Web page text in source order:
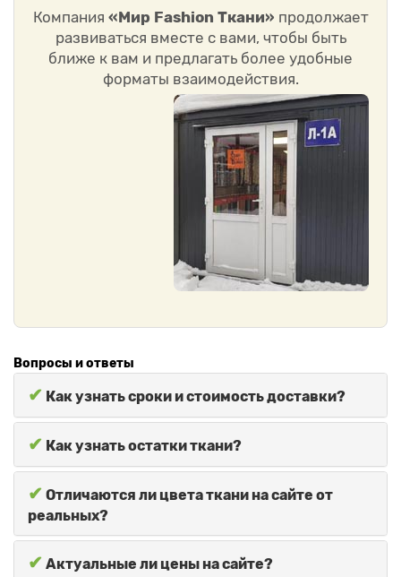
Компания «Мир Fashion Ткани» продолжает
развиваться вместе с вами, чтобы быть
ближе к вам и предлагать более удобные
форматы взаимодействия.
Вопросы и ответы
✔ Как узнать сроки и стоимость доставки?
✔ Как узнать остатки ткани?
✔ Отличаются ли цвета ткани на сайте от
реальных?
✔ Актуальные ли цены на сайте?